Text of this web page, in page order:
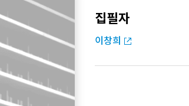
집필자
이창희